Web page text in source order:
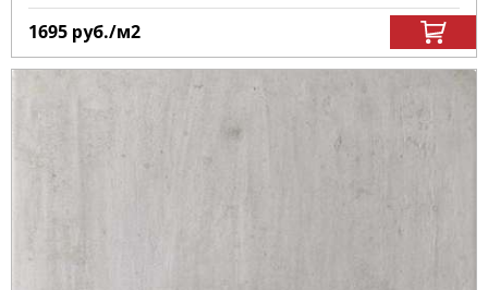
1695 руб./м2